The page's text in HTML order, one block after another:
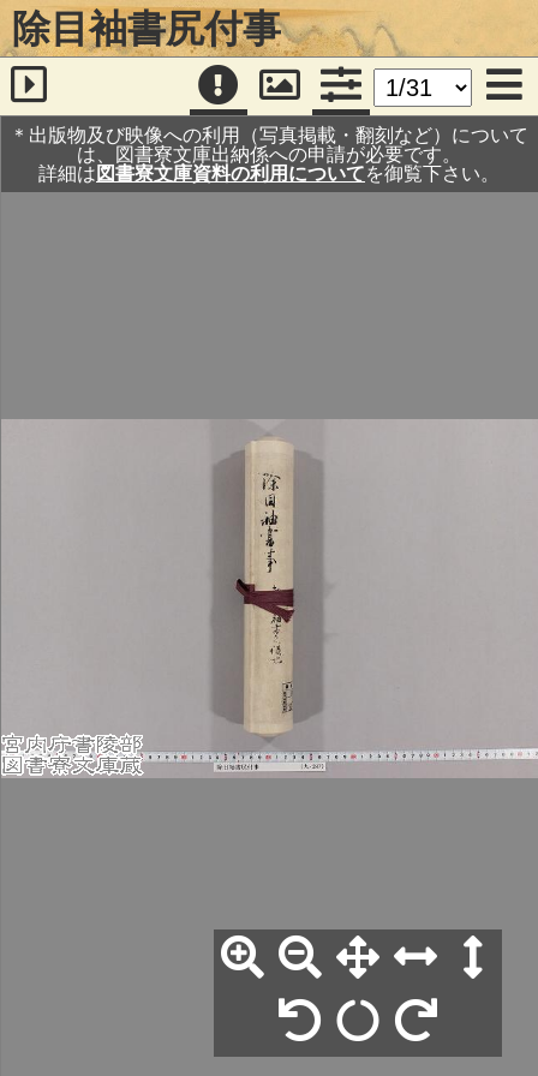
除目袖書尻付事
＊出版物及び映像への利用（写真掲載・翻刻など）について
は、図書寮文庫出納係への申請が必要です。
詳細は 図書寮文庫資料の利用についてを御覧下さい。